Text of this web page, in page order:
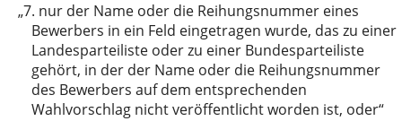
„7. nur der Name oder die Reihungsnummer eines
Bewerbers in ein Feld eingetragen wurde, das zu einer
Landesparteiliste oder zu einer Bundesparteiliste
gehört, in der der Name oder die Reihungsnummer
des Bewerbers auf dem entsprechenden
Wahlvorschlag nicht veröffentlicht worden ist, oder“